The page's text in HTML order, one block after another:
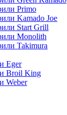
Primo
Kamado Joe
Start Grill
Monolith
Takimura
Eger
Broil King
Weber